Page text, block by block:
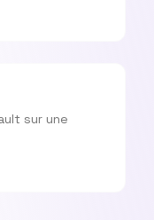
sur une